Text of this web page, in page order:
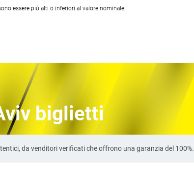
essere più alti o inferiori al valore nominale.
biglietti
da venditori verificati che offrono una garanzia del 100%.